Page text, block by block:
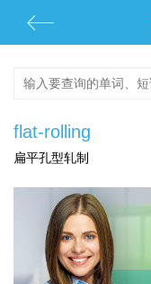
flat-rolling
扁平孔型轧制